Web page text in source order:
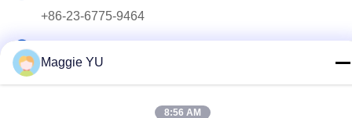
+86-23-6775-9464
linwyu@jeffer.com.cn
Maggie YU
8:56 AM